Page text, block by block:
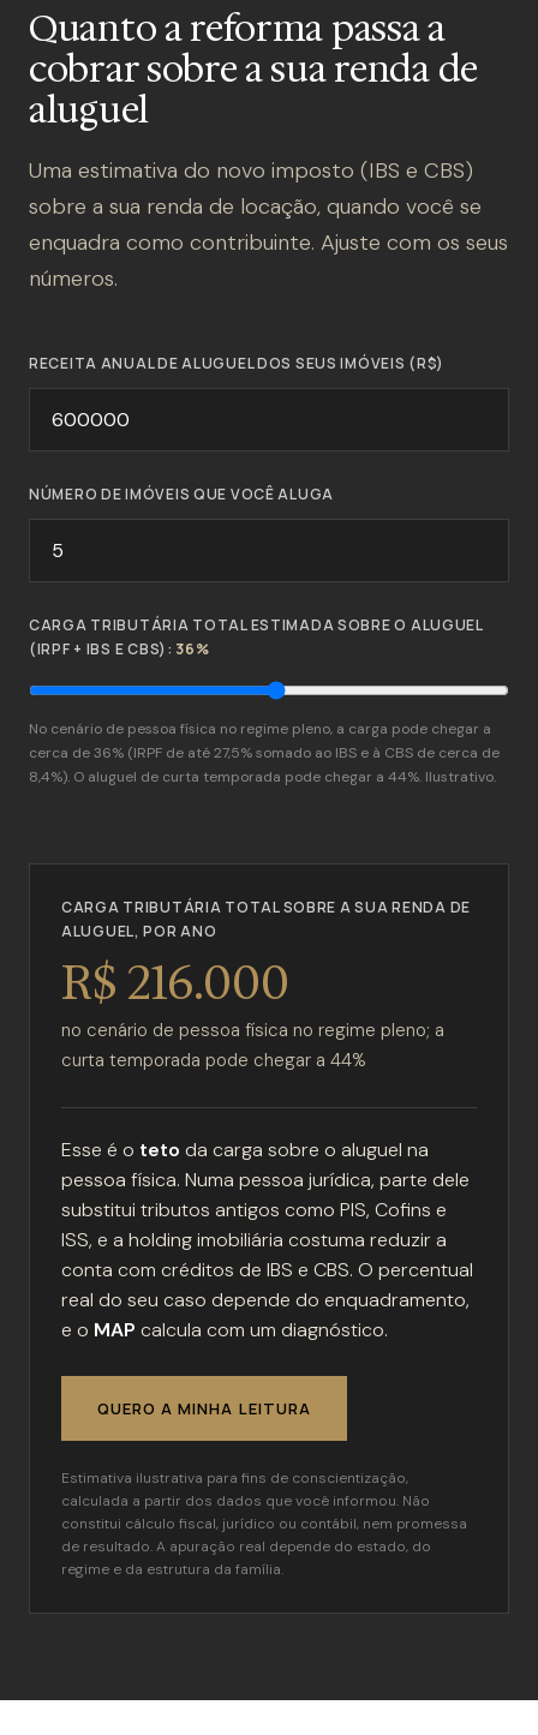
Quanto a reforma passa a
cobrar sobre a sua renda de
aluguel
Uma estimativa do novo imposto (IBS e CBS)
sobre a sua renda de locação, quando você se
enquadra como contribuinte. Ajuste com os seus
números.
RECEITA ANUAL DE ALUGUEL DOS SEUS IMÓVEIS (R$)
NÚMERO DE IMÓVEIS QUE VOCÊ ALUGA
CARGA TRIBUTÁRIA TOTAL ESTIMADA SOBRE O ALUGUEL
(IRPF + IBS E CBS): 36%
No cenário de pessoa física no regime pleno, a carga pode chegar a
cerca de 36% (IRPF de até 27,5% somado ao IBS e à CBS de cerca de
8,4%). O aluguel de curta temporada pode chegar a 44%. Ilustrativo.
CARGA TRIBUTÁRIA TOTAL SOBRE A SUA RENDA DE
ALUGUEL, POR ANO
R$ 216.000
no cenário de pessoa física no regime pleno; a
curta temporada pode chegar a 44%
Esse é o teto da carga sobre o aluguel na
pessoa física. Numa pessoa jurídica, parte dele
substitui tributos antigos como PIS, Cofins e
ISS, e a holding imobiliária costuma reduzir a
conta com créditos de IBS e CBS. O percentual
real do seu caso depende do enquadramento,
e o MAP calcula com um diagnóstico.
QUERO A MINHA LEITURA
Estimativa ilustrativa para fins de conscientização,
calculada a partir dos dados que você informou. Não
constitui cálculo fiscal, jurídico ou contábil, nem promessa
de resultado. A apuração real depende do estado, do
regime e da estrutura da família.